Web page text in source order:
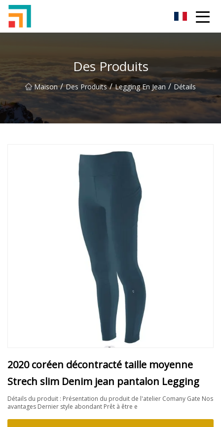
Des Produits
Maison / Des Produits / Legging En Jean / Détails
2020 coréen décontracté taille moyenne
Strech slim Denim jean pantalon Legging
Détails du produit : Présentation du produit de l'atelier Comany Gate Nos
avantages Dernier style abondant Prêt à être e